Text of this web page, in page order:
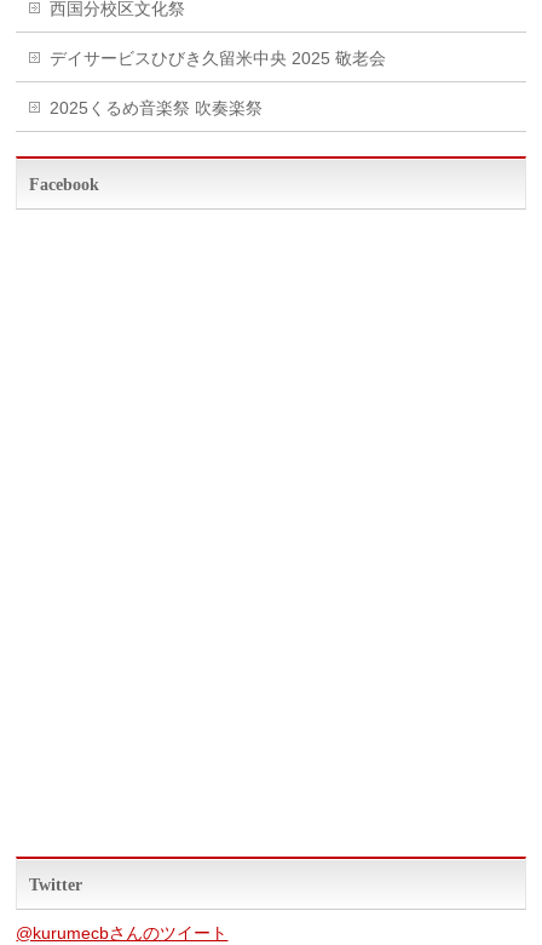
西国分校区文化祭
デイサービスひびき久留米中央 2025 敬老会
2025くるめ音楽祭 吹奏楽祭
Facebook
Twitter
@kurumecbさんのツイート